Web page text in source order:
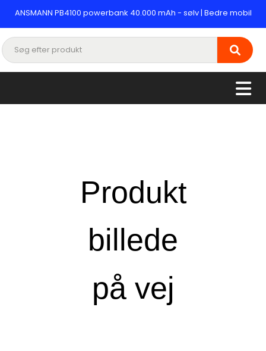
ANSMANN PB4100 powerbank 40.000 mAh - sølv | Bedre mobil